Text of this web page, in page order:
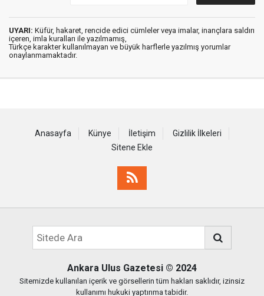
UYARI: Küfür, hakaret, rencide edici cümleler veya imalar, inançlara saldırı
içeren, imla kuralları ile yazılmamış,
Türkçe karakter kullanılmayan ve büyük harflerle yazılmış yorumlar
onaylanmamaktadır.
Anasayfa Künye İletişim
Gizlilik İlkeleri
Sitene Ekle
Ankara Ulus Gazetesi © 2024
Sitemizde kullanılan içerik ve görsellerin tüm hakları saklıdır, izinsiz
kullanımı hukuki yaptırıma tabidir.